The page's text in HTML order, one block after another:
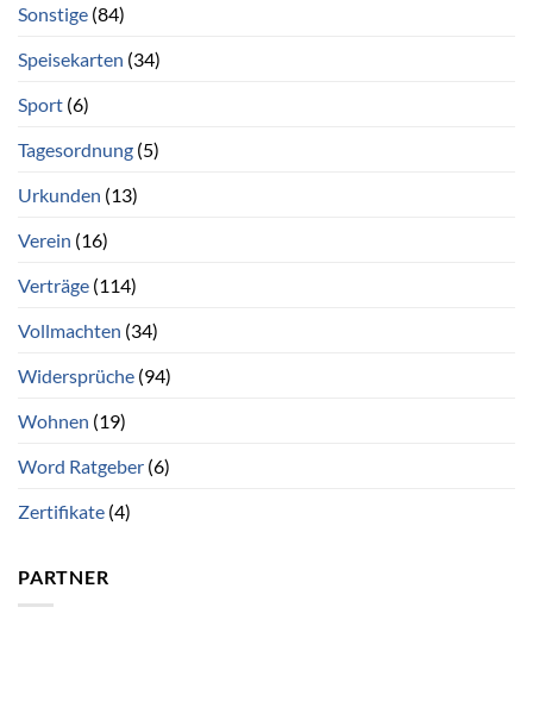
Sonstige (84)
Speisekarten (34)
Sport (6)
Tagesordnung (5)
Urkunden (13)
Verein (16)
Verträge (114)
Vollmachten (34)
Widersprüche (94)
Wohnen (19)
Word Ratgeber (6)
Zertifikate (4)
PARTNER